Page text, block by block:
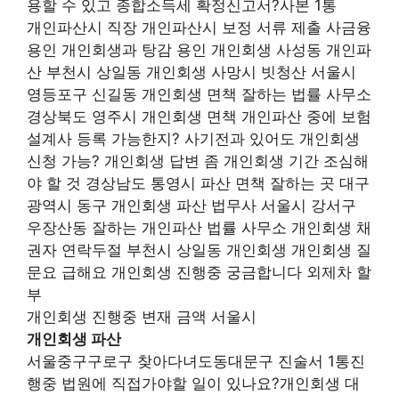
용할 수 있고 종합소득세 확정신고서?사본 1통
개인파산시 직장 개인파산시 보정 서류 제출 사금융
용인 개인회생과 탕감 용인 개인회생 사성동 개인파
산 부천시 상일동 개인회생 사망시 빗청산 서울시
영등포구 신길동 개인회생 면책 잘하는 법률 사무소
경상북도 영주시 개인회생 면책 개인파산 중에 보험
설계사 등록 가능한지? 사기전과 있어도 개인회생
신청 가능? 개인회생 답변 좀 개인회생 기간 조심해
야 할 것 경상남도 통영시 파산 면책 잘하는 곳 대구
광역시 동구 개인회생 파산 법무사 서울시 강서구
우장산동 잘하는 개인파산 법률 사무소 개인회생 채
권자 연락두절 부천시 상일동 개인회생 개인회생 질
문요 급해요 개인회생 진행중 궁금합니다 외제차 할
부
개인회생 진행중 변재 금액 서울시
개인회생 파산
서울중구구로구 찾아다녀도동대문구 진술서 1통진
행중 법원에 직접가야할 일이 있나요?개인회생 대